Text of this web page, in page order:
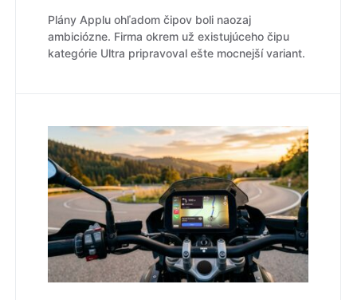
Plány Applu ohľadom čipov boli naozaj
ambiciózne. Firma okrem už existujúceho čipu
kategórie Ultra pripravoval ešte mocnejší variant.